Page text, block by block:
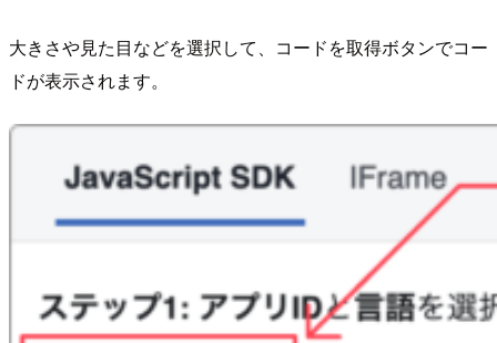
大きさや見た目などを選択して、コードを取得ボタンでコー
ドが表示されます。